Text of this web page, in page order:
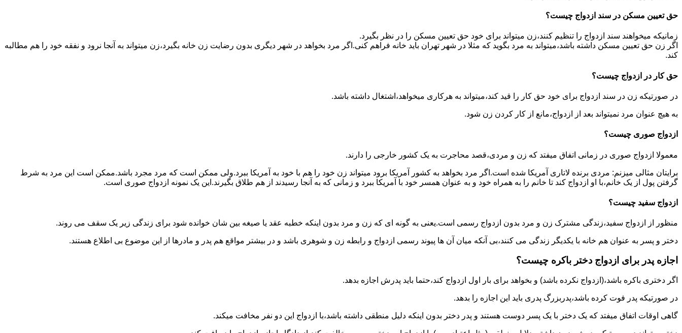
حق تعیین مسکن در سند ازدواج چیست؟
زمانیکه میخواهند سند ازدواج را تنظیم کنند،زن میتواند برای خود حق تعیین مسکن را در نظر بگیرد.
اگر زن حق تعیین مسکن داشته باشد،میتواند به مرد بگوید که مثلا در شهر تهران باید خانه فراهم کنی.اگر مرد بخواهد در شهر دیگری بدون رضایت زن خانه بگیرد،زن میتواند به آنجا نرود و نفقه خود را هم مطالبه
کند.
حق کار در ازدواج چیست؟
در صورتیکه زن در سند ازدواج برای خود حق کار را قید کند،میتواند به هرکاری میخواهد،اشتغال داشته باشد.
به هیچ عنوان مرد نمیتواند بعد از ازدواج،مانع از کار کردن زن شود.
ازدواج صوری چیست؟
معمولا ازدواج صوری در زمانی اتفاق میفتد که زن و مردی،قصد محاجرت به یک کشور خارجی را دارند.
برایتان مثالی میزنم: مردی برنده لاتاری آمریکا شده است.اگر مرد بخواهد به کشور آمریکا برود میتواند زن خود را هم با خود به آمریکا ببرد.ولی ممکن است که مرد مجرد باشد.ممکن است این مرد به شرط
گرفتن پول از یک خانم،با او ازدواج کند تا خانم را به همراه خود و به عنوان همسر خود با آمریکا ببرد و زمانی که به آنجا رسیدند از هم طلاق بگیرند.این یک نمونه ازدواج صوری است.
ازدواج سفید چیست؟
منظور از ازدواج سفید،زندگی مشترک زن و مرد بدون ازدواج رسمی است.یعنی به گونه ای که زن و مرد بدون اینکه خطبه عقد یا صیغه بین شان خوانده شود برای زندگی زیر یک سقف می روند.
دختر و پسر به عنوان هم خانه با یکدیگر زندگی می کنند،بی آنکه میان آن ها پیوند رسمی ازدواج و رابطه زن و شوهری باشد و در بیشتر مواقع هم پدر و مادرها از این موضوع بی اطلاع هستند.
اجازه پدر برای ازدواج دختر باکره چیست؟
اگر دختری باکره باشد،(ازدواج نکرده باشد) و بخواهد برای بار اول ازدواج کند،حتما باید پدرش اجازه بدهد.
در صورتیکه پدر فوت کرده باشد،پدربزرگ پدری باید این اجازه را بدهد.
گاهی اوقات اتفاق میفتد که یک دختر با یک پسر دوست هستند و پدر دختر بدون اینکه دلیل منطقی داشته باشد،با ازدواج این دو نفر مخافت میکند.